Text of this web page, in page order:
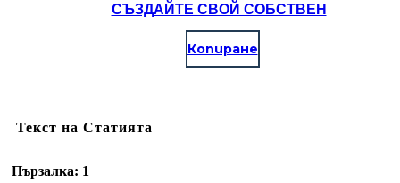
СЪЗДАЙТЕ СВОЙ СОБСТВЕН
Копиране
Текст на Статията
Пързалка: 1